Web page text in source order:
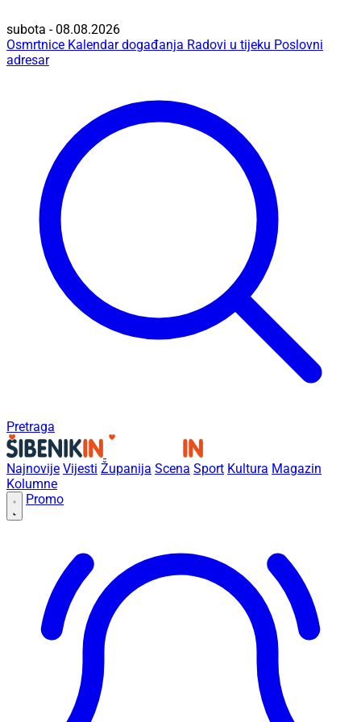
subota - 08.08.2026
Osmrtnice Kalendar događanja Radovi u tijeku Poslovni
adresar
Pretraga
Najnovije Vijesti Županija Scena Sport Kultura Magazin
Kolumne
Promo